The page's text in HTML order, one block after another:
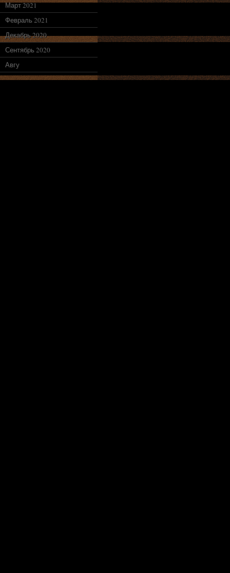
Март 2021
Февраль 2021
Декабрь 2020
Сентябрь 2020
Авгу